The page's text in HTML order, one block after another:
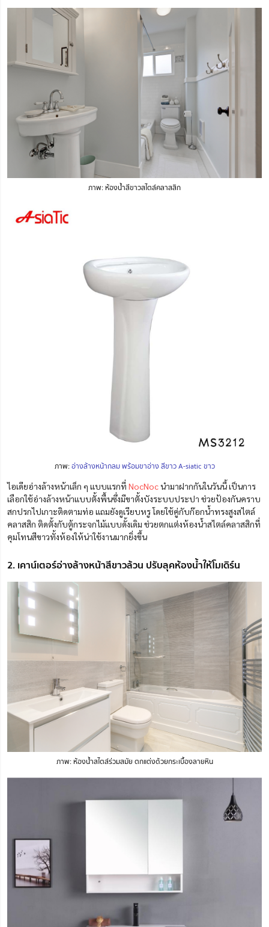
ภาพ: ห้องน้ำสีขาวสไตล์คลาสสิก
ภาพ:อ่างล้างหน้ากลม พร้อมขาอ่าง สีขาว A-siatic ขาว
ไอเดียอ่างล้างหน้าเล็ก ๆ แบบแรกที่ NocNocนำมาฝากกันในวันนี้ เป็นการ
เลือกใช้อ่างล้างหน้าแบบตั้งพื้นซึ่งมีขาตั้งบังระบบประปา ช่วยป้องกันคราบ
สกปรกไปเกาะติดตามท่อ แถมยังดูเรียบหรู โดยใช้คู่กับก๊อกน้ำทรงสูงสไตล์
คลาสสิก ติดตั้งกับตู้กระจกไม้แบบดั้งเดิม ช่วยตกแต่งห้องน้ำสไตล์คลาสสิกที่
คุมโทนสีขาวทั้งห้องให้น่าใช้งานมากยิ่งขึ้น
2. เคาน์เตอร์อ่างล้างหน้าสีขาวล้วน ปรับลุคห้องน้ำให้โมเดิร์น
ภาพ: ห้องน้ำสไตล์ร่วมสมัย ตกแต่งด้วยกระเบื้องลายหิน